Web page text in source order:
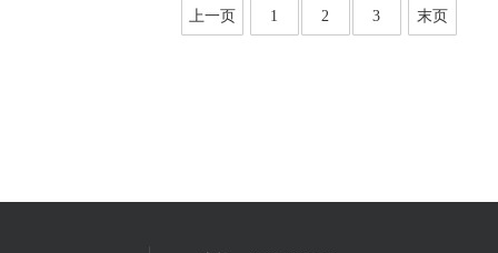
上一页 1 2 3 末页